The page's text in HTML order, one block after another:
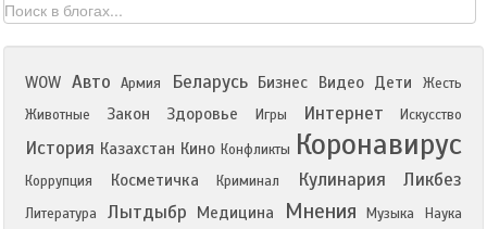
WOW Авто Армия Беларусь Бизнес Видео Дети
Жесть
Животные
Закон Здоровье Игры Интернет Искусство
История Казахстан Кино Конфликты Коронавирус
Коррупция Косметичка Криминал Кулинария Ликбез
Литература Лытдыбр Медицина Мнения Музыка Наука